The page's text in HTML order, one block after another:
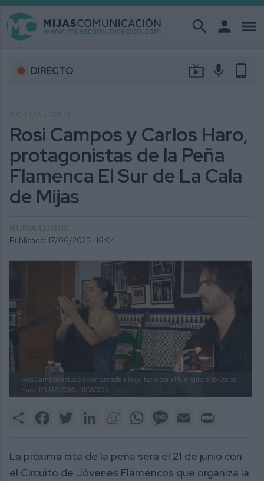
search person menu
DIRECTO live_tv mic phone_android
Rosi Campos y Carlos Haro,
protagonistas de la Peña
Flamenca El Sur de La Cala
de Mijas
Publicado: 17/06/2025 · 16:04
Rosi Campos estuvo acompañada a la guitarra por el fuengiroleño Carlos
Haro. MIJAS COMUNICACIÓN
Share FacebookTwitter LinkedInMeneameWhatsAppMessage
Email
La próxima cita de la peña será el 21 de junio con
el Circuito de Jóvenes Flamencos que organiza la